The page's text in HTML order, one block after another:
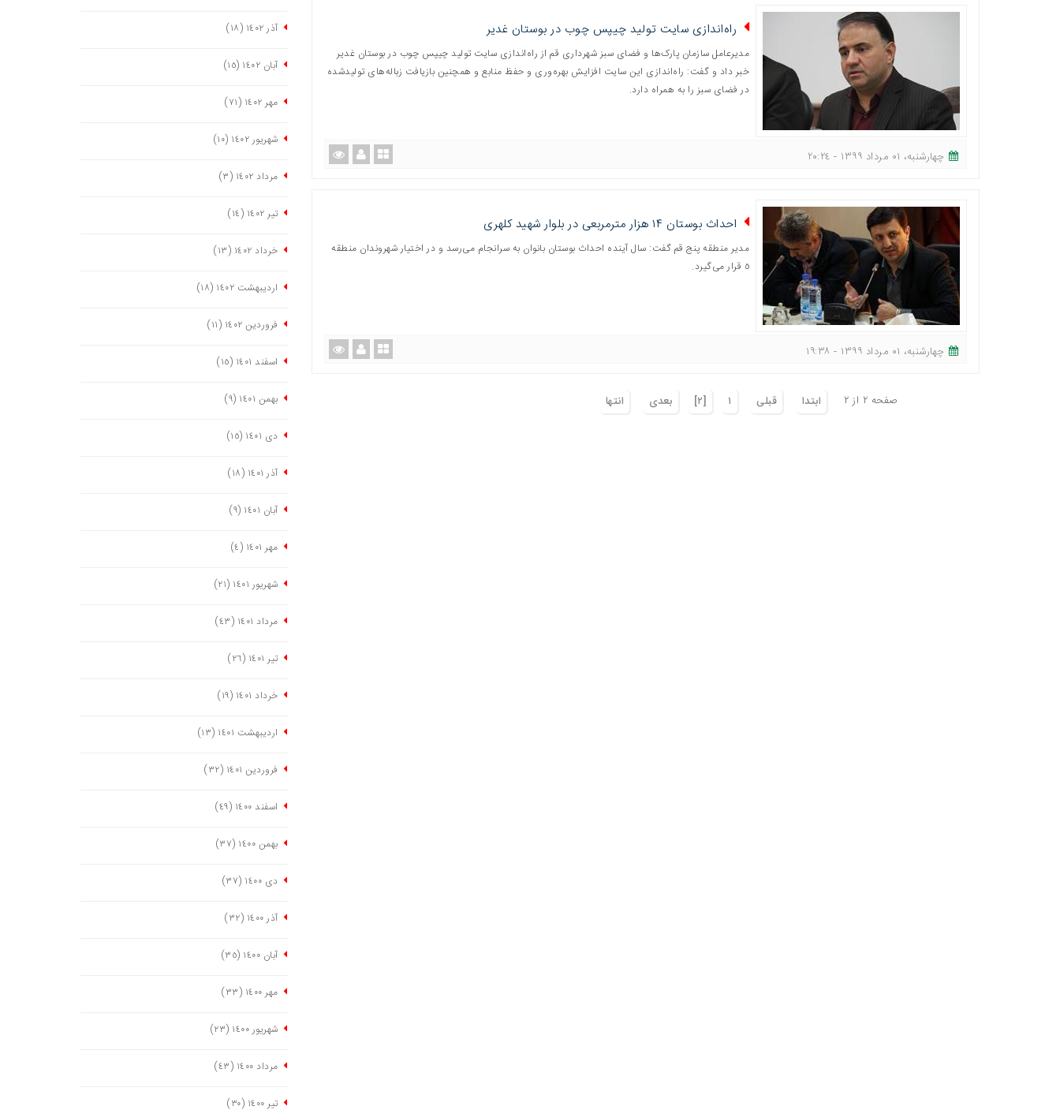
راه‌اندازی سایت تولید چیپس چوب در بوستان غدیر
مدیرعامل سازمان پارک‌ها و فضای سبز شهرداری قم از راه‌اندازی سایت تولید چیپس چوب در بوستان غدیر
خبر داد و گفت: راه‌اندازی این سایت افزایش بهره‌وری و حفظ منابع و همچنین بازیافت زباله‌های تولیدشده
در فضای سبز را به همراه دارد.
چهارشنبه، ٠١ مرداد ١٣٩٩ - ٢٠:٢٤
احداث بوستان ۱۴ هزار مترمربعی در بلوار شهید کلهری
مدیر منطقه پنج قم گفت: سال آینده احداث بوستان بانوان به سرانجام می‌رسد و در اختیار شهروندان منطقه
٥ قرار می‌گیرد.
چهارشنبه، ٠١ مرداد ١٣٩٩ - ١٩:٣٨
صفحه ٢ از ٢ ابتدا قبلی ١ [٢] بعدی انتها
آذر ١٤٠٢ (١٨)
آبان ١٤٠٢ (١٥)
مهر ١٤٠٢ (٧١)
شهریور ١٤٠٢ (١٠)
مرداد ١٤٠٢ (٣)
تیر ١٤٠٢ (١٤)
خرداد ١٤٠٢ (١٣)
اردیبهشت ١٤٠٢ (١٨)
فروردین ١٤٠٢ (١١)
اسفند ١٤٠١ (١٥)
بهمن ١٤٠١ (٩)
دی ١٤٠١ (١٥)
آذر ١٤٠١ (١٨)
آبان ١٤٠١ (٩)
مهر ١٤٠١ (٤)
شهریور ١٤٠١ (٢١)
مرداد ١٤٠١ (٤٣)
تیر ١٤٠١ (٢٦)
خرداد ١٤٠١ (١٩)
اردیبهشت ١٤٠١ (١٣)
فروردین ١٤٠١ (٣٢)
اسفند ١٤٠٠ (٤٩)
بهمن ١٤٠٠ (٣٧)
دی ١٤٠٠ (٣٧)
آذر ١٤٠٠ (٣٢)
آبان ١٤٠٠ (٣٥)
مهر ١٤٠٠ (٣٣)
شهریور ١٤٠٠ (٢٣)
مرداد ١٤٠٠ (٤٣)
تیر ١٤٠٠ (٣٠)